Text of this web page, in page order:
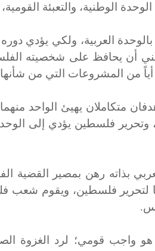
الوطنية، والتعبئة القومية،
العربية، ولكي يؤدي
أن يحافظ على شخصيته
من المشروعات التي من شأنها
متكاملان يهيئ الواحد
وتحرير فلسطين يؤدي إلى
بذاته رهن بمصير القضية
لتحرير فلسطين، ويقوم شعب
واجب قومي؛ لرد الغزوة